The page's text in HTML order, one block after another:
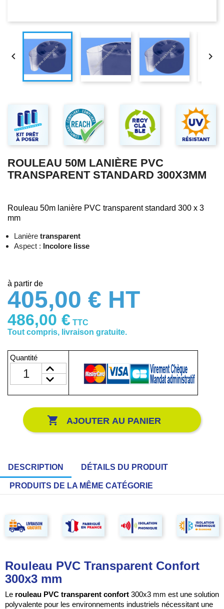
 
ROULEAU 50M LANIÈRE PVC
TRANSPARENT STANDARD 300X3MM
Rouleau 50m lanière PVC transparent standard 300 x 3
mm
Lanière transparent
Aspect : Incolore lisse
à partir de
405,00 € HT
486,00 € TTC
Tout compris, livraison gratuite.
Quantité
 AJOUTER AU PANIER
DESCRIPTION DÉTAILS DU PRODUIT
PRODUITS DE LA MÊME CATÉGORIE
Rouleau PVC Transparent Confort
300x3 mm
Le rouleau PVC transparent confort 300x3 mm est une solution
polyvalente pour les environnements industriels nécessitant une